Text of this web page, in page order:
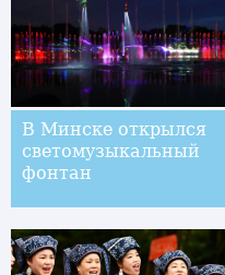
В Минске открылся
светомузыкальный
фонтан